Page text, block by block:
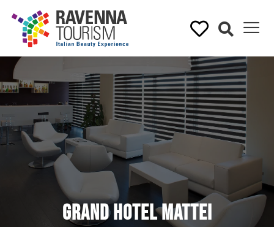
Grand Hotel Mattei